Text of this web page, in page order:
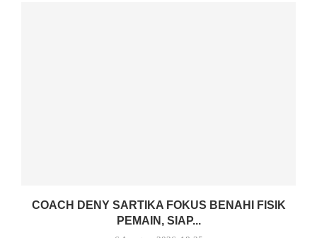
COACH DENY SARTIKA FOKUS BENAHI FISIK
PEMAIN, SIAP...